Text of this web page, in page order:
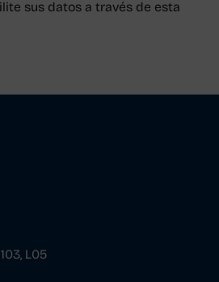
sus datos a través de esta
L05